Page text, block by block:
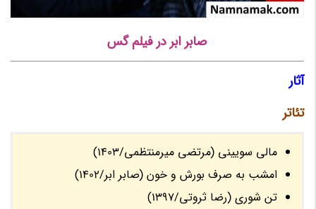
صابر ابر در فیلم گس
آثار
تئاتر
مالی سویینی (مرتضی میرمنتظمی/1403)
امشب به صرف بورش و خون (صابر ابر/1402)
تن شوری (رضا ثروتی/1397)